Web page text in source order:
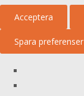
Acceptera
Spara preferenser